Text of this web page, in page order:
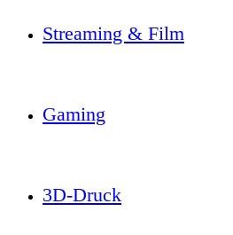
Streaming & Film
Gaming
3D-Druck